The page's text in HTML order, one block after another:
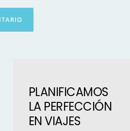
PLANIFICAMOS
LA PERFECCIÓN
EN VIAJES